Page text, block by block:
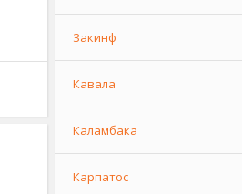
Закинф
Кавала
Каламбака
Карпатос